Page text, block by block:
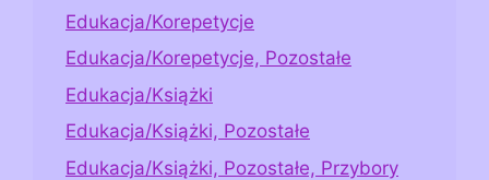
Edukacja/Korepetycje
Edukacja/Korepetycje, Pozostałe
Edukacja/Książki
Edukacja/Książki, Pozostałe
Edukacja/Książki, Pozostałe, Przybory